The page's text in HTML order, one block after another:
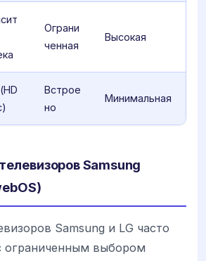
Ограни
ченная
Высокая
Встрое
но
Минимальная
Samsung
Samsung и LG часто
ограниченным выбором